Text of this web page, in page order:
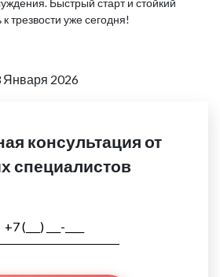
Быстрый старт и стойкий
трезвости уже сегодня!
Января 2026
консультация от
специалистов